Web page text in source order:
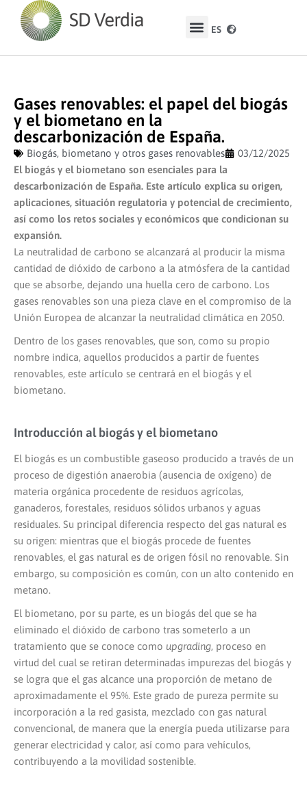
ES
EN
Gases renovables: el papel del biogás
y el biometano en la
descarbonización de España.
Biogás, biometano y otros gases renovables
03/12/2025
El biogás y el biometano son esenciales para la
descarbonización de España. Este artículo explica su origen,
aplicaciones, situación regulatoria y potencial de crecimiento,
así como los retos sociales y económicos que condicionan su
expansión.
La neutralidad de carbono se alcanzará al producir la misma
cantidad de dióxido de carbono a la atmósfera de la cantidad
que se absorbe, dejando una huella cero de carbono. Los
gases renovables son una pieza clave en el compromiso de la
Unión Europea de alcanzar la neutralidad climática en 2050.
Dentro de los gases renovables, que son, como su propio
nombre indica, aquellos producidos a partir de fuentes
renovables, este artículo se centrará en el biogás y el
biometano.
Introducción al biogás y el biometano
El biogás es un combustible gaseoso producido a través de un
proceso de digestión anaerobia (ausencia de oxígeno) de
materia orgánica procedente de residuos agrícolas,
ganaderos, forestales, residuos sólidos urbanos y aguas
residuales. Su principal diferencia respecto del gas natural es
su origen: mientras que el biogás procede de fuentes
renovables, el gas natural es de origen fósil no renovable. Sin
embargo, su composición es común, con un alto contenido en
metano.
El biometano, por su parte, es un biogás del que se ha
eliminado el dióxido de carbono tras someterlo a un
tratamiento que se conoce como upgrading, proceso en
virtud del cual se retiran determinadas impurezas del biogás y
se logra que el gas alcance una proporción de metano de
aproximadamente el 95%. Este grado de pureza permite su
incorporación a la red gasista, mezclado con gas natural
convencional, de manera que la energía pueda utilizarse para
generar electricidad y calor, así como para vehículos,
contribuyendo a la movilidad sostenible.